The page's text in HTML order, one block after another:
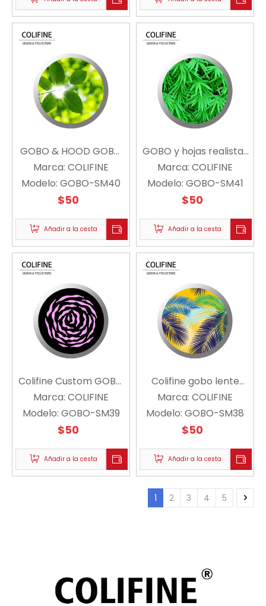
GOBO & HOOD GOBO
SM40 - Colifine
Marca: COLIFINE
Modelo: GOBO-SM40
$50
Añadir a la cesta
GOBO y hojas realistas
GOBO SM41 - Colifine
Marca: COLIFINE
Modelo: GOBO-SM41
$50
Añadir a la cesta
Colifine Custom GOBO
LOGO DISPORTOR
Nature GoBo Rose
Flower GOBO SM39
Marca: COLIFINE
Modelo: GOBO-SM39
$50
Añadir a la cesta
Colifine gobo lente
gobo light gobo light
proyector nature gobo
árboles de hojas gobo
sm38
Marca: COLIFINE
Modelo: GOBO-SM38
$50
Añadir a la cesta
1 2 3 4 5